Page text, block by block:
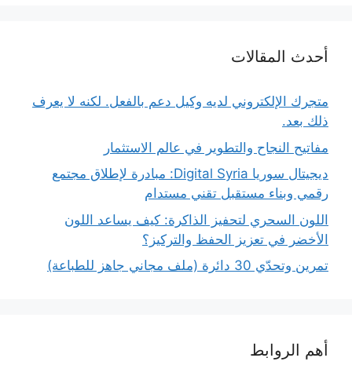
أحدث المقالات
متجرك الإلكتروني لديه وكيل دعم بالفعل. لكنه لا يعرف
ذلك بعد.
مفاتيح النجاح والتطوير في عالم الاستثمار
ديجيتال سوريا Digital Syria: مبادرة لإطلاق مجتمع
رقمي وبناء مستقبل تقني مستدام
اللون السحري لتحفيز الذاكرة: كيف يساعد اللون
الأخضر في تعزيز الحفظ والتركيز؟
تمرين وتحدّي 30 دائرة (ملف مجاني جاهز للطباعة)
أهم الروابط